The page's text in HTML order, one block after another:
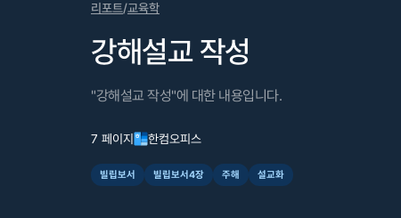
리포트/교육학
강해설교 작성
"강해설교 작성"에 대한 내용입니다.
7 페이지 한컴오피스
빌립보서 빌립보서4장 주해 설교화